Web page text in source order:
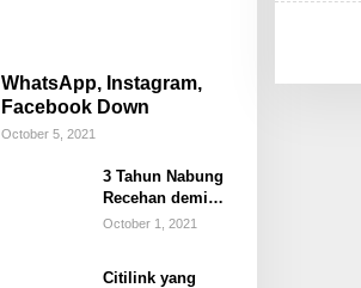
WhatsApp, Instagram,
Facebook Down
October 5, 2021
3 Tahun Nabung
Recehan demi
Beli Mobil Impian
October 1, 2021
Citilink yang